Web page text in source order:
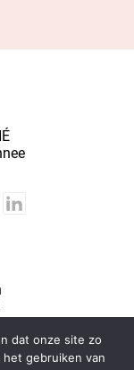
dat onze site zo
gebruiken van